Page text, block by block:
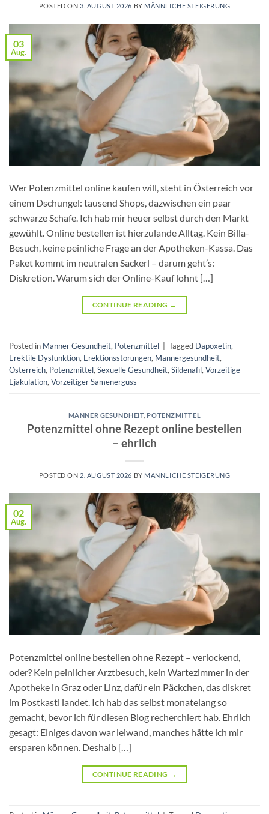
POSTED ON3. AUGUST 2026 BY MÄNNLICHE STEIGERUNG
03
Aug.
Wer Potenzmittel online kaufen will, steht in Österreich vor
einem Dschungel: tausend Shops, dazwischen ein paar
schwarze Schafe. Ich hab mir heuer selbst durch den Markt
gewühlt. Online bestellen ist hierzulande Alltag. Kein Billa-
Besuch, keine peinliche Frage an der Apotheken-Kassa. Das
Paket kommt im neutralen Sackerl – darum geht’s:
Diskretion. Warum sich der Online-Kauf lohnt […]
CONTINUE READING →
Posted in Männer Gesundheit, Potenzmittel Tagged Dapoxetin,
Erektile Dysfunktion, Erektionsstörungen, Männergesundheit,
Österreich, Potenzmittel, Sexuelle Gesundheit, Sildenafil, Vorzeitige
Ejakulation, Vorzeitiger Samenerguss
MÄNNER GESUNDHEIT, POTENZMITTEL
Potenzmittel ohne Rezept online bestellen
– ehrlich
POSTED ON 2. AUGUST 2026 BY MÄNNLICHE STEIGERUNG
02
Aug.
Potenzmittel online bestellen ohne Rezept – verlockend,
oder? Kein peinlicher Arztbesuch, kein Wartezimmer in der
Apotheke in Graz oder Linz, dafür ein Päckchen, das diskret
im Postkastl landet. Ich hab das selbst monatelang so
gemacht, bevor ich für diesen Blog recherchiert hab. Ehrlich
gesagt: Einiges davon war leiwand, manches hätte ich mir
ersparen können. Deshalb […]
CONTINUE READING →